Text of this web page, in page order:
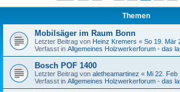
Themen
Mobilsäger im Raum Bonn
Letzter Beitrag von Heinz Kremers « So 19. Mär
Verfasst in Allgemeines Holzwerkerforum - das
Bosch POF 1400
Letzter Beitrag von aletheamartinez « Mi 22. Feb
Verfasst in Allgemeines Holzwerkerforum - das